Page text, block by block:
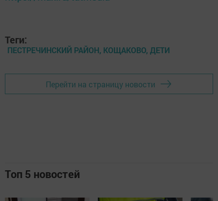
Теги:
ПЕСТРЕЧИНСКИЙ РАЙОН, КОЩАКОВО, ДЕТИ
Перейти на страницу новости
Топ 5 новостей